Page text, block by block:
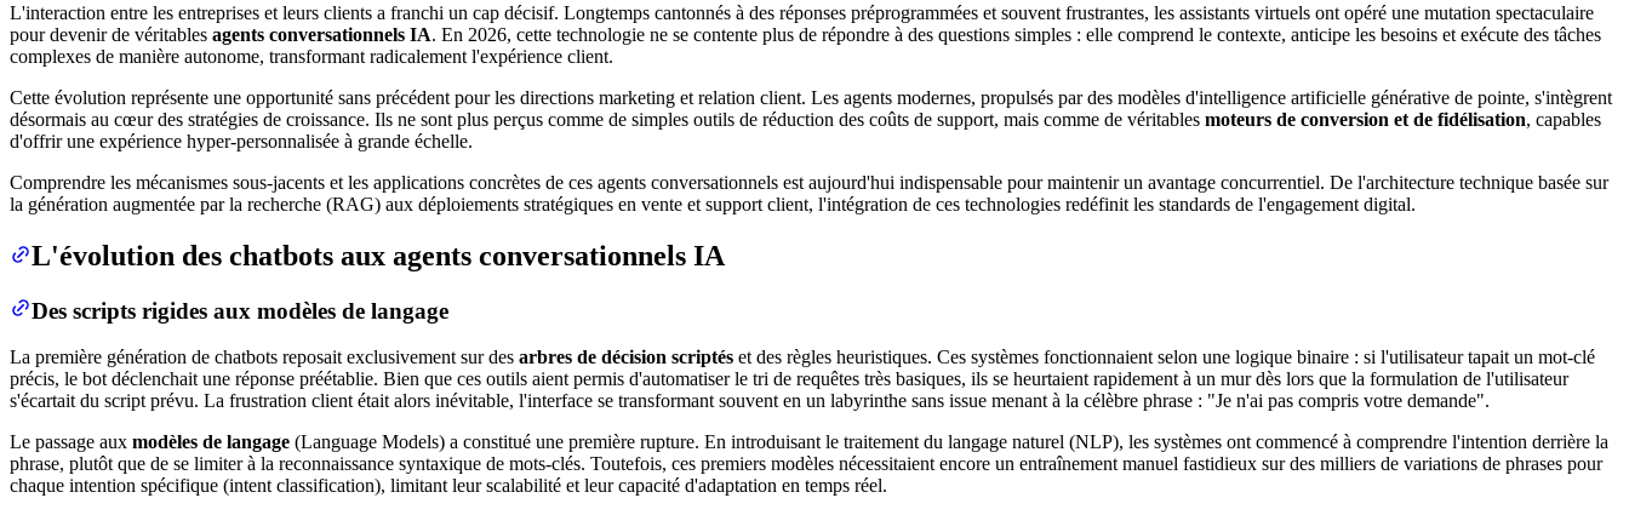
L'interaction entre les entreprises et leurs clients a franchi un cap décisif. Longtemps cantonnés à des réponses préprogrammées et souvent frustrantes, les assistants virtuels ont opéré une mutation spectaculaire
pour devenir de véritables agents conversationnels IA. En 2026, cette technologie ne se contente plus de répondre à des questions simples : elle comprend le contexte, anticipe les besoins et exécute des tâches
complexes de manière autonome, transformant radicalement l'expérience client.
Cette évolution représente une opportunité sans précédent pour les directions marketing et relation client. Les agents modernes, propulsés par des modèles d'intelligence artificielle générative de pointe, s'intègrent
désormais au cœur des stratégies de croissance. Ils ne sont plus perçus comme de simples outils de réduction des coûts de support, mais comme de véritables moteurs de conversion et de fidélisation, capables
d'offrir une expérience hyper-personnalisée à grande échelle.
Comprendre les mécanismes sous-jacents et les applications concrètes de ces agents conversationnels est aujourd'hui indispensable pour maintenir un avantage concurrentiel. De l'architecture technique basée sur
la génération augmentée par la recherche (RAG) aux déploiements stratégiques en vente et support client, l'intégration de ces technologies redéfinit les standards de l'engagement digital.
L'évolution des chatbots aux agents conversationnels IA
Des scripts rigides aux modèles de langage
La première génération de chatbots reposait exclusivement sur des arbres de décision scriptés et des règles heuristiques. Ces systèmes fonctionnaient selon une logique binaire : si l'utilisateur tapait un mot-clé
précis, le bot déclenchait une réponse préétablie. Bien que ces outils aient permis d'automatiser le tri de requêtes très basiques, ils se heurtaient rapidement à un mur dès lors que la formulation de l'utilisateur
s'écartait du script prévu. La frustration client était alors inévitable, l'interface se transformant souvent en un labyrinthe sans issue menant à la célèbre phrase : "Je n'ai pas compris votre demande".
Le passage aux modèles de langage (Language Models) a constitué une première rupture. En introduisant le traitement du langage naturel (NLP), les systèmes ont commencé à comprendre l'intention derrière la
phrase, plutôt que de se limiter à la reconnaissance syntaxique de mots-clés. Toutefois, ces premiers modèles nécessitaient encore un entraînement manuel fastidieux sur des milliers de variations de phrases pour
chaque intention spécifique (intent classification), limitant leur scalabilité et leur capacité d'adaptation en temps réel.